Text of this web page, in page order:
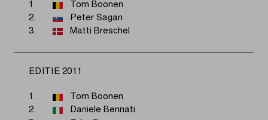
1.
Tom Boonen
2.
Peter Sagan
3.
Matti Breschel
EDITIE 2011
1.
Tom Boonen
2.
Daniele Bennati